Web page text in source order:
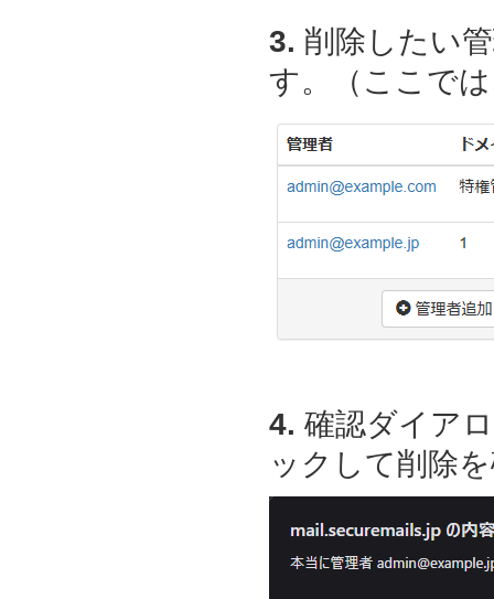
3. 削除したい
す。（ここで
4. 確認ダイア
ックして削除